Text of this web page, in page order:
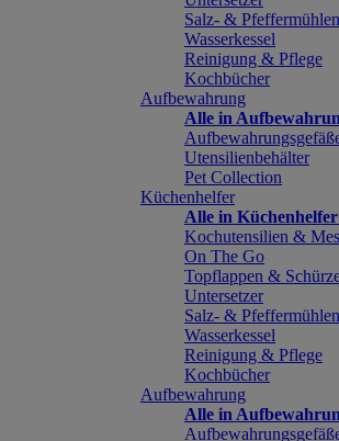
Salz- & Pfeffermühlen
Wasserkessel
Reinigung & Pflege
Kochbücher
Aufbewahrung
Alle in
Utensilienbehälter
Pet Collection
Küchenhelfer
Alle in Küchenhelfer
Kochutensilien &
On The Go
Topflappen &
Untersetzer
Salz- & Pfeffermühlen
Wasserkessel
Reinigung & Pflege
Kochbücher
Aufbewahrung
Alle in